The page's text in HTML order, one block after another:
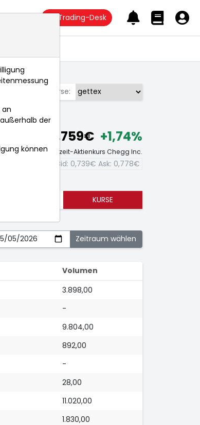
Trading-Desk
Börse:
0,759€ +1,74%
Echtzeit-Aktienkurs Chegg Inc.
Bid: 0,739€ Ask: 0,778€
KURSE
Volumen
3.898,00
-
9.804,00
892,00
-
28,00
11.020,00
1.830,00
der
können